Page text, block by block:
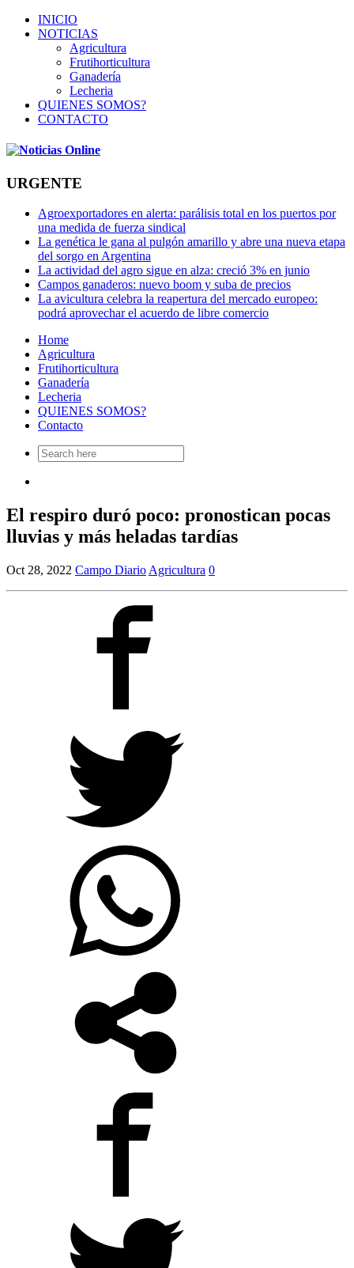
INICIO
NOTICIAS
Agricultura
Frutihorticultura
Ganadería
Lecheria
QUIENES SOMOS?
CONTACTO
URGENTE
Agroexportadores en alerta: parálisis total en los puertos por
una medida de fuerza sindical
La genética le gana al pulgón amarillo y abre una nueva etapa
del sorgo en Argentina
La actividad del agro sigue en alza: creció 3% en junio
Campos ganaderos: nuevo boom y suba de precios
La avicultura celebra la reapertura del mercado europeo:
podrá aprovechar el acuerdo de libre comercio
Home
Agricultura
Frutihorticultura
Ganadería
Lecheria
QUIENES SOMOS?
Contacto
Search
for:
El respiro duró poco: pronostican pocas
lluvias y más heladas tardías
Oct 28, 2022 Campo Diario Agricultura 0